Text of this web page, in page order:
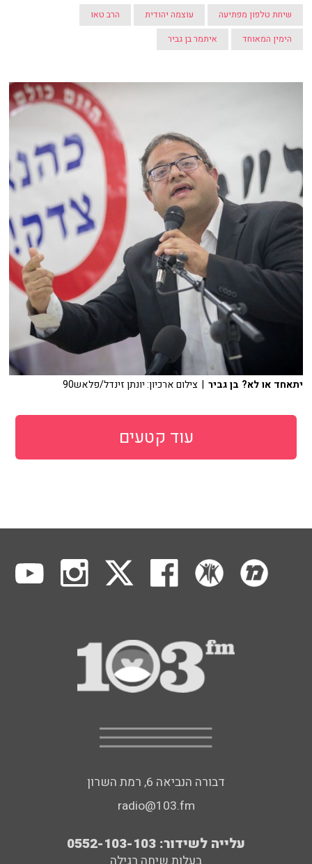
שיחת טלפון מפתיעה עוצמה יהודית
הרב טאו
הימין המאוחד
איתמר בן גביר
יתאחד או לא? בן גביר | צילום ארכיון: יונתן זינדל/פלאש90
עוד קטעים
דבורה הנביאה 6, רמת השרון
radio@103.fm
עלייה לשידור: 0552-103-103